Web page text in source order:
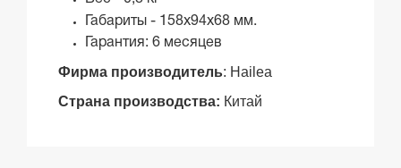
Габариты - 158x94x68 мм.
Гарантия: 6 месяцев
Фирма производитель: Hailea
Страна производства: Китай